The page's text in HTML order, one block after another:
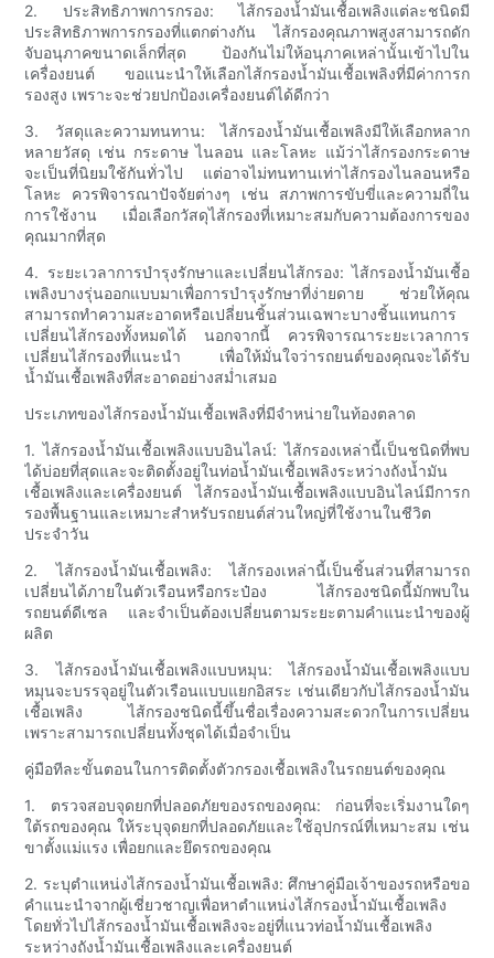
2. ประสิทธิภาพการกรอง: ไส้กรองน้ำมันเชื้อเพลิงแต่ละชนิดมี
ประสิทธิภาพการกรองที่แตกต่างกัน ไส้กรองคุณภาพสูงสามารถดัก
จับอนุภาคขนาดเล็กที่สุด ป้องกันไม่ให้อนุภาคเหล่านั้นเข้าไปใน
เครื่องยนต์ ขอแนะนำให้เลือกไส้กรองน้ำมันเชื้อเพลิงที่มีค่าการก
รองสูง เพราะจะช่วยปกป้องเครื่องยนต์ได้ดีกว่า
3. วัสดุและความทนทาน: ไส้กรองน้ำมันเชื้อเพลิงมีให้เลือกหลาก
หลายวัสดุ เช่น กระดาษ ไนลอน และโลหะ แม้ว่าไส้กรองกระดาษ
จะเป็นที่นิยมใช้กันทั่วไป แต่อาจไม่ทนทานเท่าไส้กรองไนลอนหรือ
โลหะ ควรพิจารณาปัจจัยต่างๆ เช่น สภาพการขับขี่และความถี่ใน
การใช้งาน เมื่อเลือกวัสดุไส้กรองที่เหมาะสมกับความต้องการของ
คุณมากที่สุด
4. ระยะเวลาการบำรุงรักษาและเปลี่ยนไส้กรอง: ไส้กรองน้ำมันเชื้อ
เพลิงบางรุ่นออกแบบมาเพื่อการบำรุงรักษาที่ง่ายดาย ช่วยให้คุณ
สามารถทำความสะอาดหรือเปลี่ยนชิ้นส่วนเฉพาะบางชิ้นแทนการ
เปลี่ยนไส้กรองทั้งหมดได้ นอกจากนี้ ควรพิจารณาระยะเวลาการ
เปลี่ยนไส้กรองที่แนะนำ เพื่อให้มั่นใจว่ารถยนต์ของคุณจะได้รับ
น้ำมันเชื้อเพลิงที่สะอาดอย่างสม่ำเสมอ
ประเภทของไส้กรองน้ำมันเชื้อเพลิงที่มีจำหน่ายในท้องตลาด
1. ไส้กรองน้ำมันเชื้อเพลิงแบบอินไลน์: ไส้กรองเหล่านี้เป็นชนิดที่พบ
ได้บ่อยที่สุดและจะติดตั้งอยู่ในท่อน้ำมันเชื้อเพลิงระหว่างถังน้ำมัน
เชื้อเพลิงและเครื่องยนต์ ไส้กรองน้ำมันเชื้อเพลิงแบบอินไลน์มีการก
รองพื้นฐานและเหมาะสำหรับรถยนต์ส่วนใหญ่ที่ใช้งานในชีวิต
ประจำวัน
2. ไส้กรองน้ำมันเชื้อเพลิง: ไส้กรองเหล่านี้เป็นชิ้นส่วนที่สามารถ
เปลี่ยนได้ภายในตัวเรือนหรือกระป๋อง ไส้กรองชนิดนี้มักพบใน
รถยนต์ดีเซล และจำเป็นต้องเปลี่ยนตามระยะตามคำแนะนำของผู้
ผลิต
3. ไส้กรองน้ำมันเชื้อเพลิงแบบหมุน: ไส้กรองน้ำมันเชื้อเพลิงแบบ
หมุนจะบรรจุอยู่ในตัวเรือนแบบแยกอิสระ เช่นเดียวกับไส้กรองน้ำมัน
เชื้อเพลิง ไส้กรองชนิดนี้ขึ้นชื่อเรื่องความสะดวกในการเปลี่ยน
เพราะสามารถเปลี่ยนทั้งชุดได้เมื่อจำเป็น
คู่มือทีละขั้นตอนในการติดตั้งตัวกรองเชื้อเพลิงในรถยนต์ของคุณ
1. ตรวจสอบจุดยกที่ปลอดภัยของรถของคุณ: ก่อนที่จะเริ่มงานใดๆ
ใต้รถของคุณ ให้ระบุจุดยกที่ปลอดภัยและใช้อุปกรณ์ที่เหมาะสม เช่น
ขาตั้งแม่แรง เพื่อยกและยึดรถของคุณ
2. ระบุตำแหน่งไส้กรองน้ำมันเชื้อเพลิง: ศึกษาคู่มือเจ้าของรถหรือขอ
คำแนะนำจากผู้เชี่ยวชาญเพื่อหาตำแหน่งไส้กรองน้ำมันเชื้อเพลิง
โดยทั่วไปไส้กรองน้ำมันเชื้อเพลิงจะอยู่ที่แนวท่อน้ำมันเชื้อเพลิง
ระหว่างถังน้ำมันเชื้อเพลิงและเครื่องยนต์